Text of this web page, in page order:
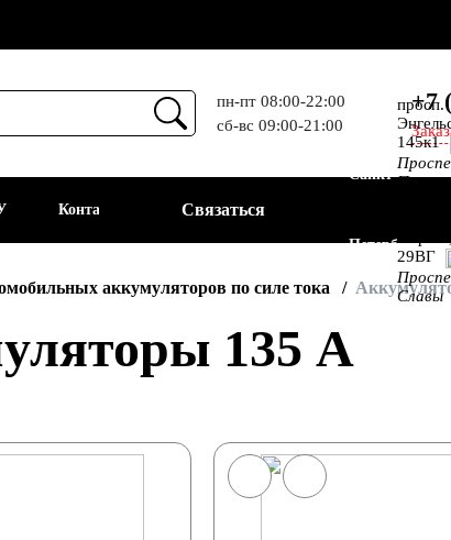
пн-пт 08:00-22:00
сб-вс 09:00-21:00
+7
Контакты Связаться
Санкт-
Петербург
просп.
145к1
29ВГ
Славы
аккумуляторов по силе тока
135 А